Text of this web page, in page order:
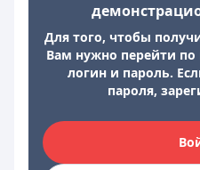
Для того, чтобы
Вам нужно перейти по
логин и пароль.
пароля,